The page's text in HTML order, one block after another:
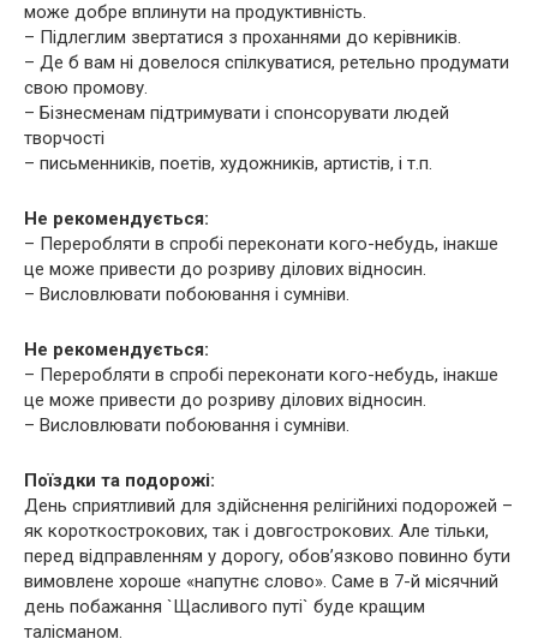
може добре вплинути на продуктивність.
– Підлеглим звертатися з проханнями до керівників.
– Де б вам ні довелося спілкуватися, ретельно продумати
свою промову.
– Бізнесменам підтримувати і спонсорувати людей
творчості
– письменників, поетів, художників, артистів, і т.п.
Не рекомендується:
– Переробляти в спробі переконати кого-небудь, інакше
це може привести до розриву ділових відносин.
– Висловлювати побоювання і сумніви.
Не рекомендується:
– Переробляти в спробі переконати кого-небудь, інакше
це може привести до розриву ділових відносин.
– Висловлювати побоювання і сумніви.
Поїздки та подорожі:
День сприятливий для здійснення релігійнихі подорожей –
як короткострокових, так і довгострокових. Але тільки,
перед відправленням у дорогу, обов’язково повинно бути
вимовлене хороше «напутнє слово». Саме в 7-й місячний
день побажання `Щасливого путі` буде кращим
талісманом.